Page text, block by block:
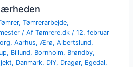
,Tømrerarbejde,
/ AfTømrere.dk/12. februar
,Aarhus,Ærø,Albertslund,
, Billund, Bornholm, Brøndby,
, Danmark, DIY, Dragør, Egedal,